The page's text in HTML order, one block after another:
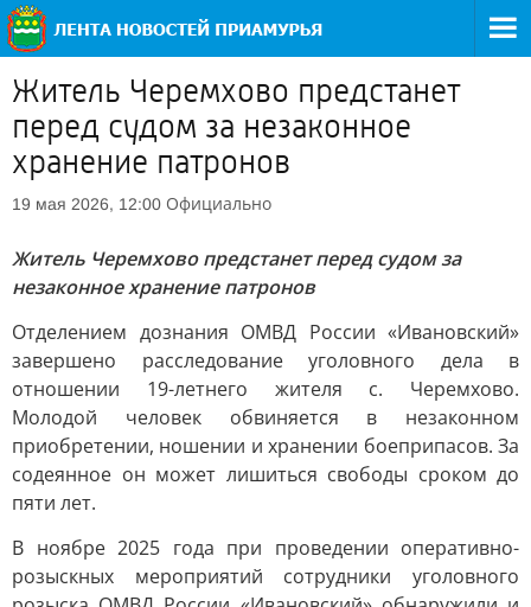
Житель Черемхово предстанет
перед судом за незаконное
хранение патронов
19 мая 2026, 12:00 Официально
Житель Черемхово предстанет перед судом за
незаконное хранение патронов
Отделением дознания ОМВД России «Ивановский»
завершено расследование уголовного дела в
отношении 19-летнего жителя с. Черемхово.
Молодой человек обвиняется в незаконном
приобретении, ношении и хранении боеприпасов. За
содеянное он может лишиться свободы сроком до
пяти лет.
В ноябре 2025 года при проведении оперативно-
розыскных мероприятий сотрудники уголовного